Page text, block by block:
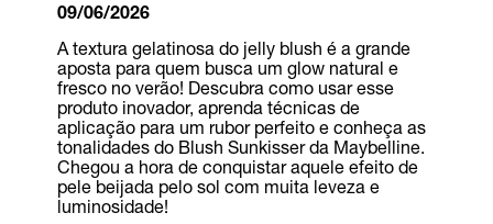
09/06/2026
A textura gelatinosa do jelly blush é a grande
aposta para quem busca um glow natural e
fresco no verão! Descubra como usar esse
produto inovador, aprenda técnicas de
aplicação para um rubor perfeito e conheça as
tonalidades do Blush Sunkisser da Maybelline.
Chegou a hora de conquistar aquele efeito de
pele beijada pelo sol com muita leveza e
luminosidade!